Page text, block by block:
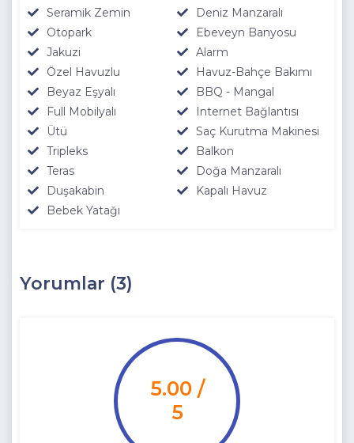
Seramik Zemin
Deniz Manzaralı
Otopark
Ebeveyn Banyosu
Jakuzi
Alarm
Özel Havuzlu
Havuz-Bahçe Bakımı
Beyaz Eşyalı
BBQ - Mangal
Full Mobilyalı
Internet Bağlantısı
Ütü
Saç Kurutma Makinesi
Tripleks
Balkon
Teras
Doğa Manzaralı
Duşakabin
Kapalı Havuz
Bebek Yatağı
Yorumlar (3)
5.00 /
5